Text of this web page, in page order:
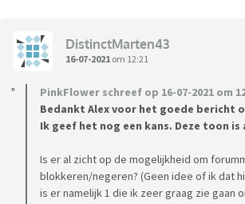
DistinctMarten43
16-07-2021 om 12:21
PinkFlower schreef op 16-07-2021 om
Bedankt Alex voor het goede bericht
Ik geef het nog een kans. Deze toon is
Is er al zicht op de mogelijkheid om
blokkeren/negeren? (Geen idee of ik dat
is er namelijk 1 die ik zeer graag zie gaan